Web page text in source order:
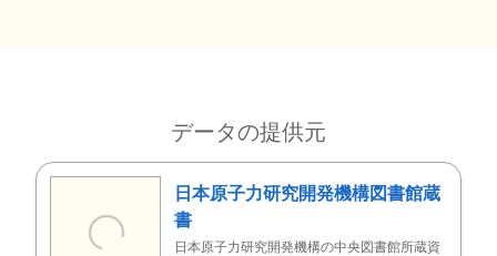
データの提供元
日本原子力研究開発機構図書館蔵
書
日本原子力研究開発機構の中央図書館所蔵資